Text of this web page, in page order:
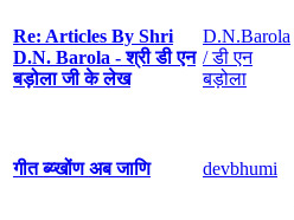
Re: Articles By Shri
D.N. Barola - श्री डी एन
बड़ोला जी के लेख
D.N.Barola
/ डी एन
बड़ोला
गीत ब्य्खोंण अब जाणि devbhumi